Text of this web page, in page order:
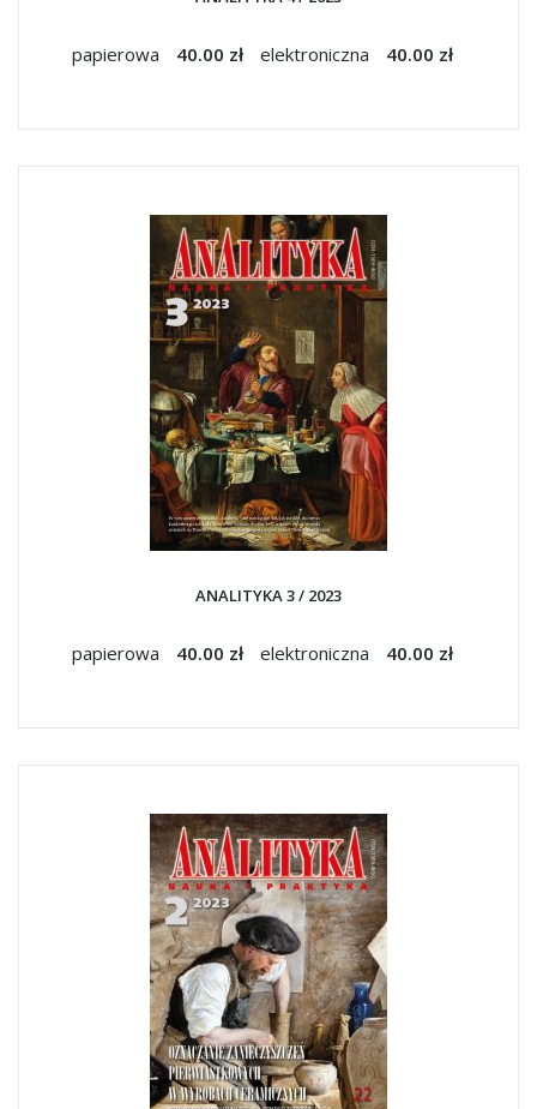
papierowa 40.00 zł elektroniczna 40.00 zł
ANALITYKA 3 / 2023
papierowa 40.00 zł elektroniczna 40.00 zł